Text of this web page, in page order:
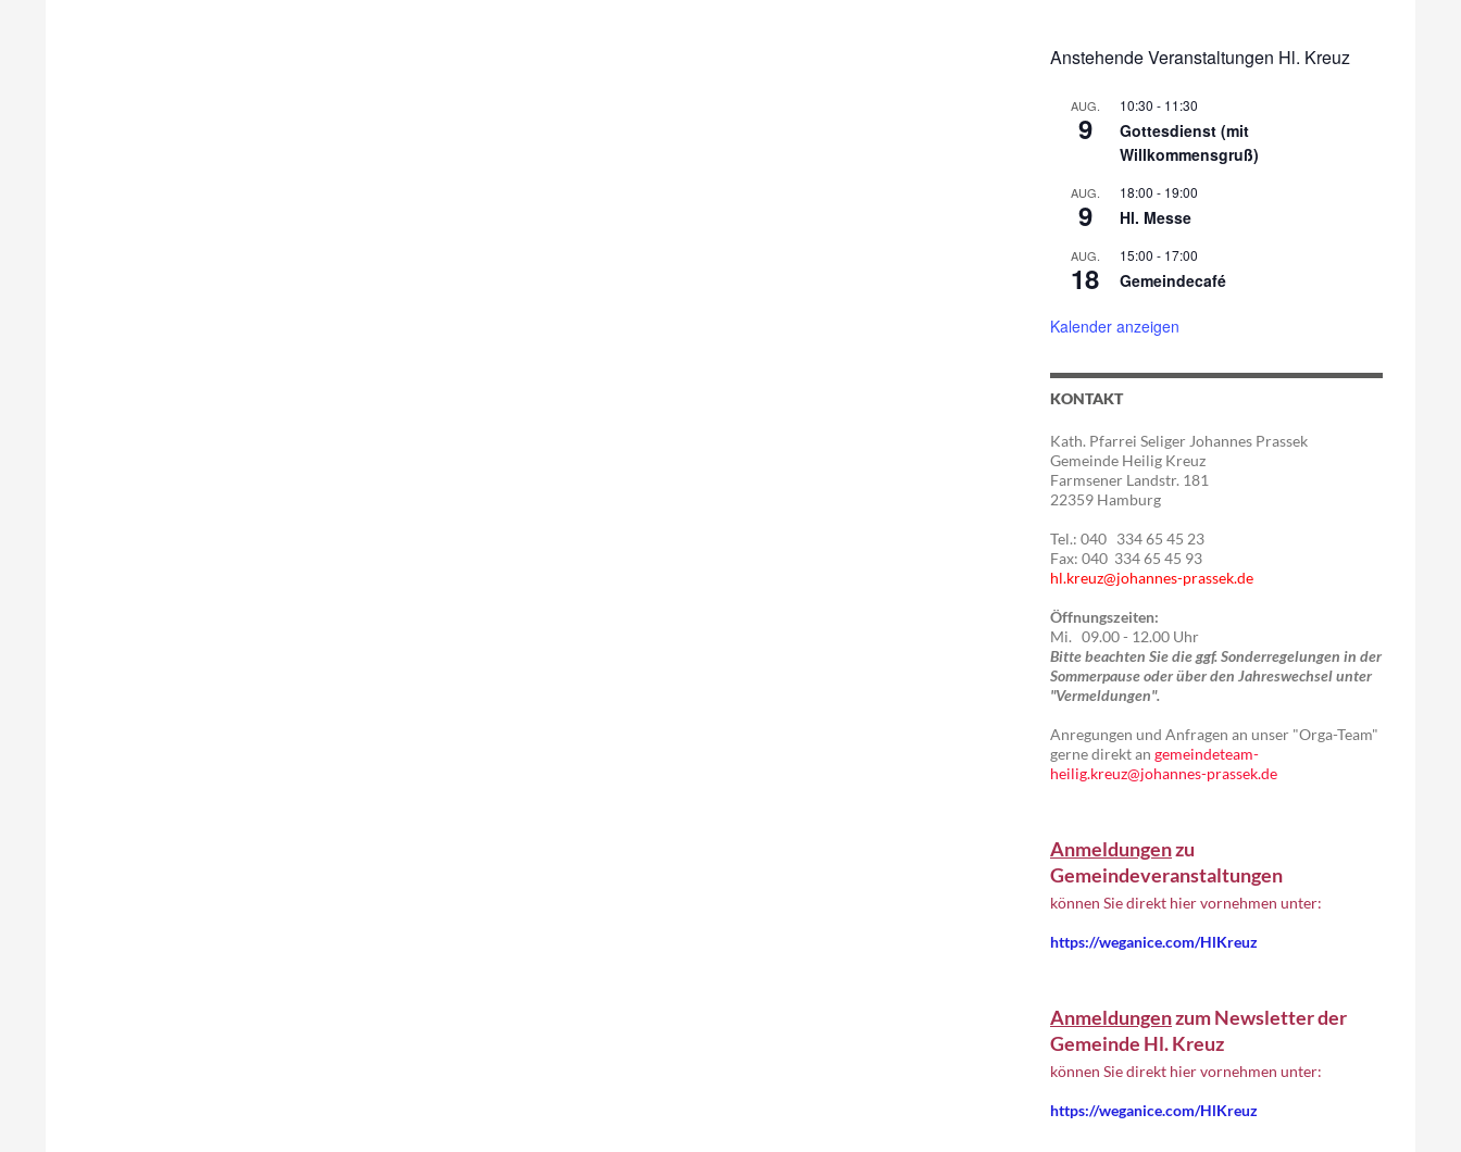
Anstehende Veranstaltungen Hl. Kreuz
AUG.
9
10:30 - 11:30
Gottesdienst (mit
Willkommensgruß)
AUG.
9
18:00 - 19:00
Hl. Messe
AUG.
18
15:00 - 17:00
Gemeindecafé
Kalender anzeigen
KONTAKT
Kath. Pfarrei Seliger Johannes Prassek
Gemeinde Heilig Kreuz
Farmsener Landstr. 181
22359 Hamburg
Tel.: 040 334 65 45 23
Fax: 040 334 65 45 93
hl.kreuz@johannes-prassek.de
Öffnungszeiten:
Mi. 09.00 - 12.00 Uhr
Bitte beachten Sie die ggf. Sonderregelungen in der
Sommerpause oder über den Jahreswechsel unter
"Vermeldungen".
Anregungen und Anfragen an unser "Orga-Team"
gerne direkt an gemeindeteam-
heilig.kreuz@johannes-prassek.de
Anmeldungenzu
Gemeindeveranstaltungen
können Sie direkt hier vornehmen unter:
https://weganice.com/HlKreuz
Anmeldungenzum Newsletter der
Gemeinde Hl. Kreuz
können Sie direkt hier vornehmen unter:
https://weganice.com/HlKreuz